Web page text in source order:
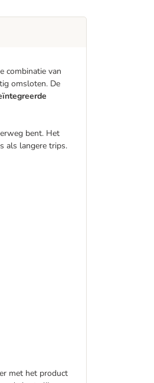
combinatie van
omsloten. De
bent. Het
als langere trips.
met het product